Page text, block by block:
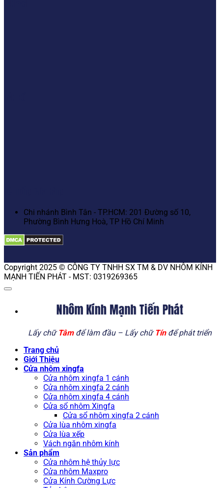
Chi nhánh Bình Tân - TP.HCM: 201 Đường số 10,
Phường Bình Hưng Hoà, TP Hồ Chí Minh
Copyright 2025 © CÔNG TY TNHH SX TM & DV NHÔM KÍNH
MẠNH TIẾN PHÁT - MST: 0319269365
Nhôm Kính Mạnh Tiến Phát
Lấy chữTâmđể làm đầu – Lấy chữTínđể phát triển
Trang chủ
Giới Thiệu
Cửa nhôm xingfa
Cửa nhôm xingfa 1 cánh
Cửa nhôm xingfa 2 cánh
Cửa nhôm xingfa 4 cánh
Cửa sổ nhôm Xingfa
Cửa sổ nhôm xingfa 2 cánh
Cửa lùa nhôm xingfa
Cửa lùa xếp
Vách ngăn nhôm kính
Sản phẩm
Cửa nhôm hệ thủy lực
Cửa nhôm Maxpro
Cửa Kính Cường Lực